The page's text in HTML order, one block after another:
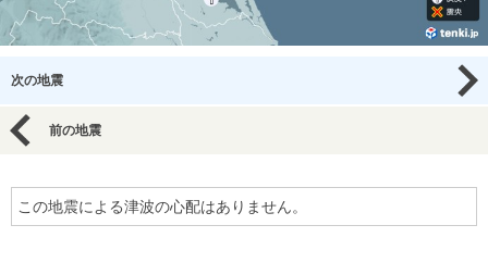
次の地震
前の地震
この地震による津波の心配はありません。